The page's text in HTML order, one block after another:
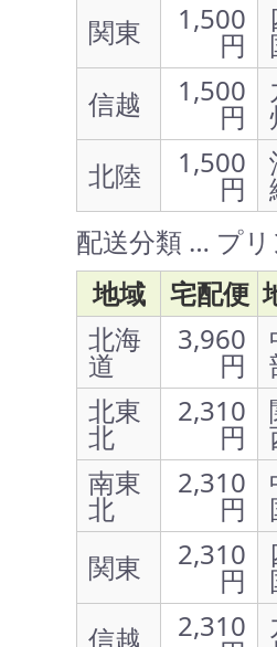
関東
1,500
円
信越
1,500
円
北陸
1,500
円
配送分類 … プ
地域
宅配便
北海
道
3,960
円
北東
北
2,310
円
南東
北
2,310
円
関東
2,310
円
信越
2,310